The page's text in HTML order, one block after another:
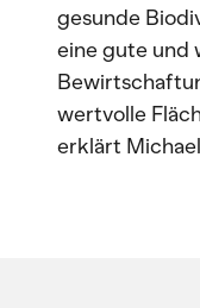
gesunde
eine gute und
wertvolle
erklärt